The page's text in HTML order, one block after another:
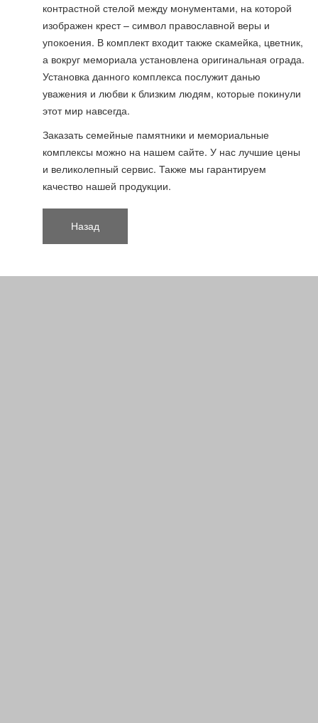
контрастной стелой между монументами, на которой
изображен крест – символ православной веры и
упокоения. В комплект входит также скамейка, цветник,
а вокруг мемориала установлена оригинальная ограда.
Установка данного комплекса послужит данью
уважения и любви к близким людям, которые покинули
этот мир навсегда.
Заказать семейные памятники и мемориальные
комплексы можно на нашем сайте. У нас лучшие цены
и великолепный сервис. Также мы гарантируем
качество нашей продукции.